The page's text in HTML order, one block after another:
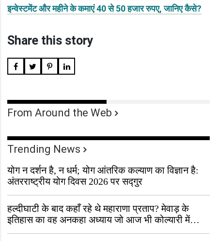
इन्वेस्टमेंट और महीने के कमाएं 40 से 50 हजार रुपए, जानिए कैसे?
Share this story
From Around the Web
Trending News
योग न दर्शन है, न धर्म; योग आंतरिक कल्याण का विज्ञान है:
अंतरराष्ट्रीय योग दिवस 2026 पर सद्गुर
हल्दीघाटी के बाद कहाँ रहे थे महाराणा प्रताप? मेवाड़ के
इतिहास का वह अनकहा अध्याय जो आज भी कोल्यारी में
जीवित है